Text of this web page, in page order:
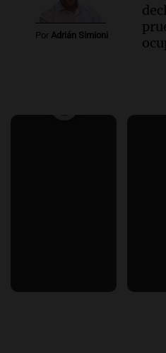
Por Adrián Simioni